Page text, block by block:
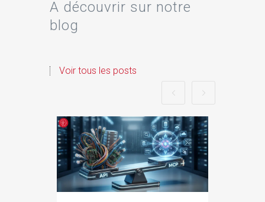
A découvrir sur notre
blog
Voir tous les posts